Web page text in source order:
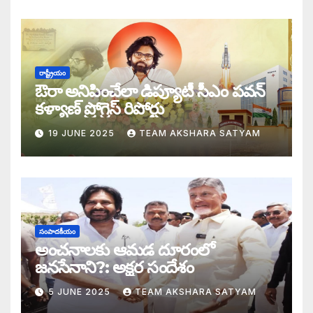
డబ్బై సంవత్సరాల గిరి చరిత్రను తిరగరాసిన
సీజ్ ద బోట్ కాదు – సీజ్ ద సిస్టం: జనసేనానికి
కూటమిలో కుమ్ములాటలు – వైసీపీలో కేరింతలపై
అంజనీ పుత్రుడు పవర్ కళ్యాణ్ పై అక్షర
రాష్ట్ర ఉప ముఖ్యమంత్రిగా బాధ్యతలు
గరళకంఠుడు చేతిలో గ్రామీణం – సేనాని శాఖలపై
పవన్ కళ్యాణ్ డిప్యూటీ సీఎం – శాఖలు
రాష్ట్రీయం
ఔరా అనిపించేలా డిప్యూటీ సీఎం పవన్
కళ్యాణ్ ప్రోగ్రెస్ రిపోర్టు
19 JUNE 2025 TEAM AKSHARA SATYAM
సంపాదకీయం
అంచనాలకు ఆమడ దూరంలో
జనసేనాని?: అక్షర సందేశం
5 JUNE 2025 TEAM AKSHARA SATYAM